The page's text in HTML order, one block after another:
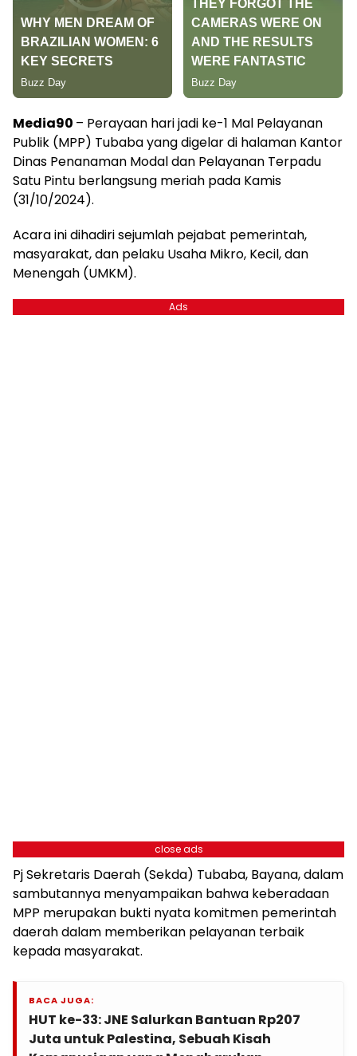
Media90 – Perayaan hari jadi ke-1 Mal Pelayanan
Publik (MPP) Tubaba yang digelar di halaman Kantor
Dinas Penanaman Modal dan Pelayanan Terpadu
Satu Pintu berlangsung meriah pada Kamis
(31/10/2024).
Acara ini dihadiri sejumlah pejabat pemerintah,
masyarakat, dan pelaku Usaha Mikro, Kecil, dan
Menengah (UMKM).
Ads
close ads
Pj Sekretaris Daerah (Sekda) Tubaba, Bayana, dalam
sambutannya menyampaikan bahwa keberadaan
MPP merupakan bukti nyata komitmen pemerintah
daerah dalam memberikan pelayanan terbaik
kepada masyarakat.
BACA JUGA:
HUT ke-33: JNE Salurkan Bantuan Rp207
Juta untuk Palestina, Sebuah Kisah